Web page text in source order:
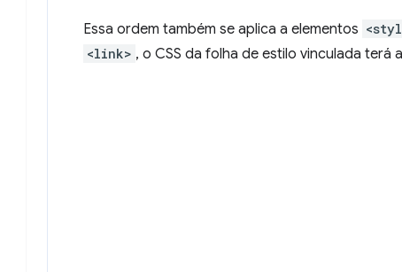
Essa ordem também se aplica a elementos
<link> , o CSS da folha de estilo vinculada terá